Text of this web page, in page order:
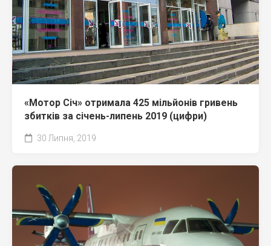
«Мотор Січ» отримала 425 мільйонів гривень
збитків за січень-липень 2019 (цифри)
30 Липня, 2019